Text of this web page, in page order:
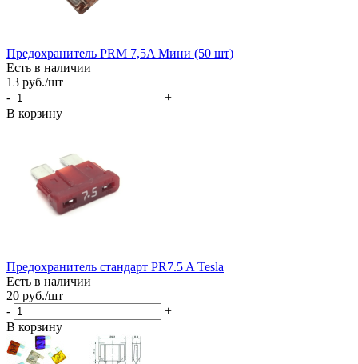
Предохранитель PRM 7,5A Мини (50 шт)
Есть в наличии
13 руб./шт
-
+
В корзину
Предохранитель стандарт PR7.5 A Tesla
Есть в наличии
20 руб./шт
-
+
В корзину